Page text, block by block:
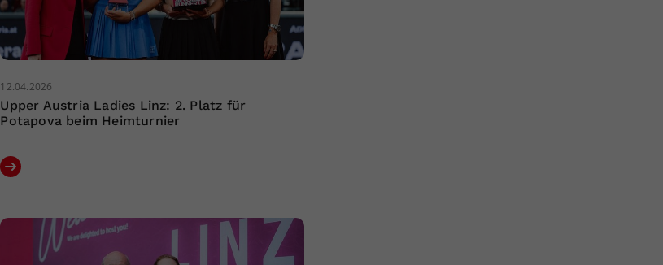
12.04.2026
Upper Austria Ladies Linz: 2. Platz für
Potapova beim Heimturnier